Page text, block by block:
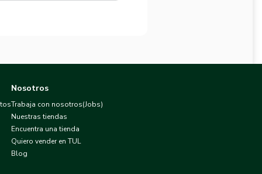
Nosotros
Trabaja con nosotros(Jobs)
Nuestras tiendas
Encuentra una tienda
Quiero vender en TUL
Blog